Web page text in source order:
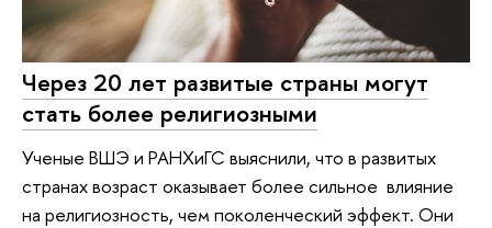
Через 20 лет развитые страны могут
стать более религиозными
Ученые ВШЭ и РАНХиГС выяснили, что в развитых
странах возраст оказывает более сильное влияние
на религиозность, чем поколенческий эффект. Они